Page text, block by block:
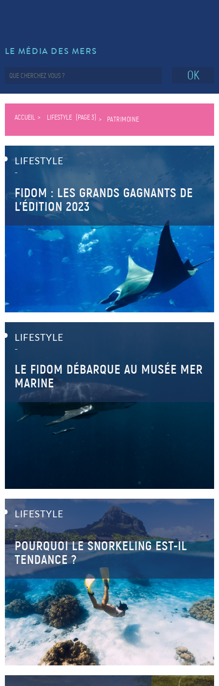
LE MÉDIA DES MERS
OK
ACCUEIL LIFESTYLE (PAGE 3) PATRIMOINE
LIFESTYLE
–
FIDOM : LES GRANDS GAGNANTS DE
L’ÉDITION 2023
LIFESTYLE
–
LE FIDOM DÉBARQUE AU MUSÉE MER
MARINE
LIFESTYLE
–
POURQUOI LE SNORKELING EST-IL
TENDANCE ?